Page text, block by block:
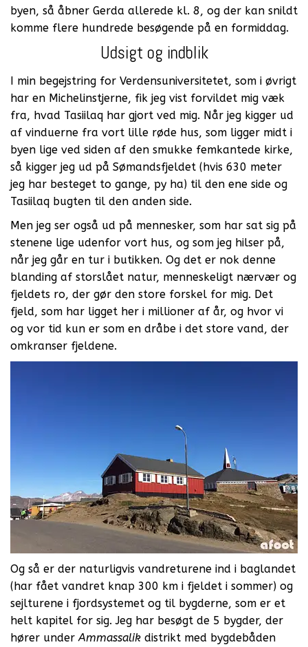
byen, så åbner Gerda allerede kl. 8, og der kan snildt
komme flere hundrede besøgende på en formiddag.
Udsigt og indblik
I min begejstring for Verdensuniversitetet, som i øvrigt
har en Michelinstjerne, fik jeg vist forvildet mig væk
fra, hvad Tasiilaq har gjort ved mig. Når jeg kigger ud
af vinduerne fra vort lille røde hus, som ligger midt i
byen lige ved siden af den smukke femkantede kirke,
så kigger jeg ud på Sømandsfjeldet (hvis 630 meter
jeg har besteget to gange, py ha) til den ene side og
Tasiilaq bugten til den anden side.
Men jeg ser også ud på mennesker, som har sat sig på
stenene lige udenfor vort hus, og som jeg hilser på,
når jeg går en tur i butikken. Og det er nok denne
blanding af storslået natur, menneskeligt nærvær og
fjeldets ro, der gør den store forskel for mig. Det
fjeld, som har ligget her i millioner af år, og hvor vi
og vor tid kun er som en dråbe i det store vand, der
omkranser fjeldene.
Og så er der naturligvis vandreturene ind i baglandet
(har fået vandret knap 300 km i fjeldet i sommer) og
sejlturene i fjordsystemet og til bygderne, som er et
helt kapitel for sig. Jeg har besøgt de 5 bygder, der
hører underAmmassalik distrikt med bygdebåden